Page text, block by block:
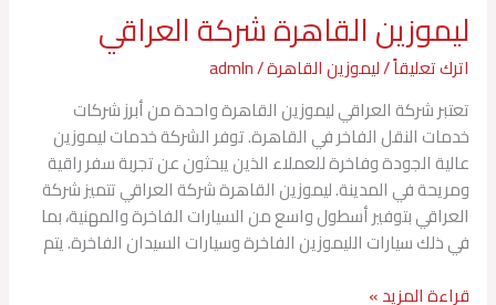
ليموزين القاهرة شركة العراقي
اترك تعليقاً/ليموزين القاهرة/
admln
تعتبر شركة العراقي ليموزين القاهرة واحدة من أبرز شركات
خدمات النقل الفاخر في القاهرة. توفر الشركة خدمات ليموزين
عالية الجودة وفاخرة للعملاء الذين يبحثون عن تجربة سفر راقية
ومريحة في المدينة. ليموزين القاهرة شركة العراقي تتميز شركة
العراقي بتوفير أسطول واسع من السيارات الفاخرة والمهنية، بما
في ذلك سيارات الليموزين الفاخرة وسيارات السيدان الفاخرة. يتم
ليموزين
القاهرة
شركة
العراقي
قراءة المزيد »